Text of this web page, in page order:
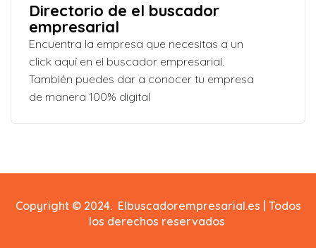
Directorio de el buscador
empresarial
Encuentra la empresa que necesitas a un
click aquí en el buscador empresarial.
También puedes dar a conocer tu empresa
de manera 100% digital
Copyright © 2024. Elbuscadorempresarial.es | Todos
los derechos reservados